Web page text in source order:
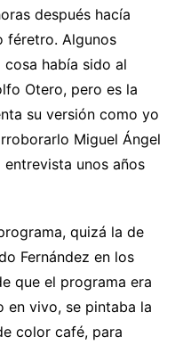
después hacía
féretro. Algunos
había sido al
Otero, pero es la
su versión como yo
Miguel Ángel
entrevista unos años
quizá la de
Fernández en los
que el programa era
en vivo, se pintaba la
color café, para